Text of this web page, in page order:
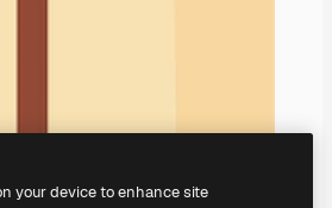
your device to enhance site